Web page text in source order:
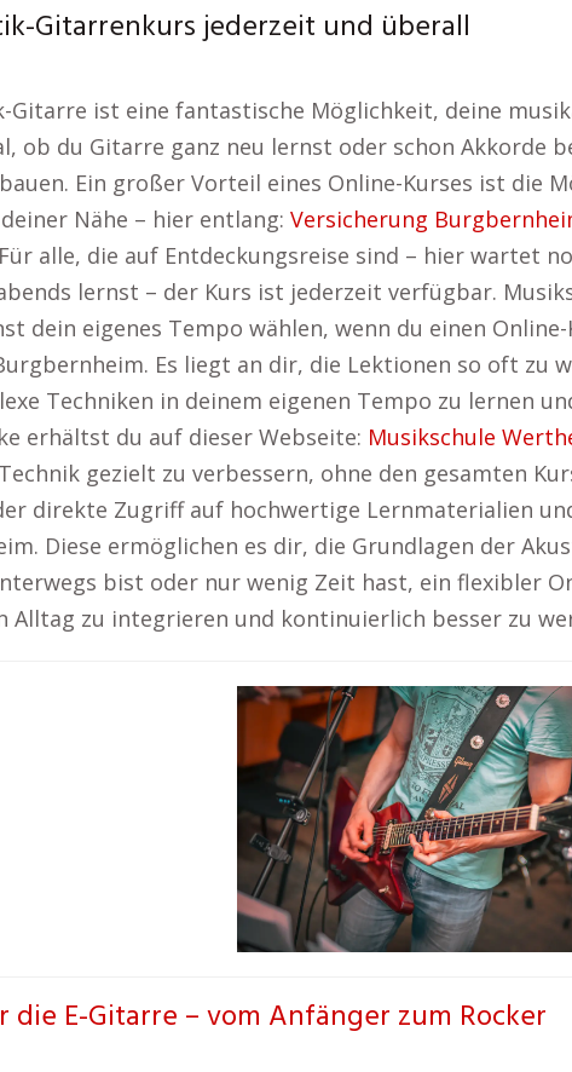
Gitarrenkurs jederzeit und überall
Gitarre ist eine fantastische Möglichkeit, deine
ob du Gitarre ganz neu lernst oder schon
Ein großer Vorteil eines Online-Kurses ist die
Nähe – hier entlang: Versicherung
alle, die auf Entdeckungsreise sind – hier wartet
lernst – der Kurs ist jederzeit verfügbar.
dein eigenes Tempo wählen, wenn du einen
Es liegt an dir, die Lektionen so oft zu
Techniken in deinem eigenen Tempo zu lernen
erhältst du auf dieser Webseite: Musikschule
gezielt zu verbessern, ohne den gesamten
direkte Zugriff auf hochwertige Lernmaterialien
Diese ermöglichen es dir, die Grundlagen der
bist oder nur wenig Zeit hast, ein flexibler
Alltag zu integrieren und kontinuierlich besser zu
die E-Gitarre – vom Anfänger zum Rocker